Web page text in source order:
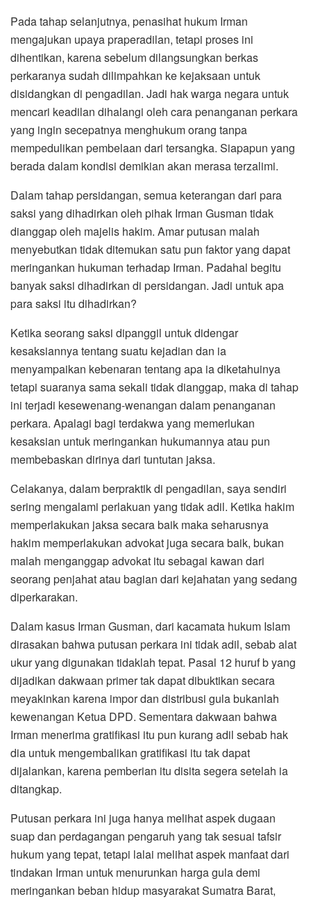
Pada tahap selanjutnya, penasihat hukum Irman
mengajukan upaya praperadilan, tetapi proses ini
dihentikan, karena sebelum dilangsungkan berkas
perkaranya sudah dilimpahkan ke kejaksaan untuk
disidangkan di pengadilan. Jadi hak warga negara untuk
mencari keadilan dihalangi oleh cara penanganan perkara
yang ingin secepatnya menghukum orang tanpa
mempedulikan pembelaan dari tersangka. Siapapun yang
berada dalam kondisi demikian akan merasa terzalimi.
Dalam tahap persidangan, semua keterangan dari para
saksi yang dihadirkan oleh pihak Irman Gusman tidak
dianggap oleh majelis hakim. Amar putusan malah
menyebutkan tidak ditemukan satu pun faktor yang dapat
meringankan hukuman terhadap Irman. Padahal begitu
banyak saksi dihadirkan di persidangan. Jadi untuk apa
para saksi itu dihadirkan?
Ketika seorang saksi dipanggil untuk didengar
kesaksiannya tentang suatu kejadian dan ia
menyampaikan kebenaran tentang apa ia diketahuinya
tetapi suaranya sama sekali tidak dianggap, maka di tahap
ini terjadi kesewenang-wenangan dalam penanganan
perkara. Apalagi bagi terdakwa yang memerlukan
kesaksian untuk meringankan hukumannya atau pun
membebaskan dirinya dari tuntutan jaksa.
Celakanya, dalam berpraktik di pengadilan, saya sendiri
sering mengalami perlakuan yang tidak adil. Ketika hakim
memperlakukan jaksa secara baik maka seharusnya
hakim memperlakukan advokat juga secara baik, bukan
malah menganggap advokat itu sebagai kawan dari
seorang penjahat atau bagian dari kejahatan yang sedang
diperkarakan.
Dalam kasus Irman Gusman, dari kacamata hukum Islam
dirasakan bahwa putusan perkara ini tidak adil, sebab alat
ukur yang digunakan tidaklah tepat. Pasal 12 huruf b yang
dijadikan dakwaan primer tak dapat dibuktikan secara
meyakinkan karena impor dan distribusi gula bukanlah
kewenangan Ketua DPD. Sementara dakwaan bahwa
Irman menerima gratifikasi itu pun kurang adil sebab hak
dia untuk mengembalikan gratifikasi itu tak dapat
dijalankan, karena pemberian itu disita segera setelah ia
ditangkap.
Putusan perkara ini juga hanya melihat aspek dugaan
suap dan perdagangan pengaruh yang tak sesuai tafsir
hukum yang tepat, tetapi lalai melihat aspek manfaat dari
tindakan Irman untuk menurunkan harga gula demi
meringankan beban hidup masyarakat Sumatra Barat,